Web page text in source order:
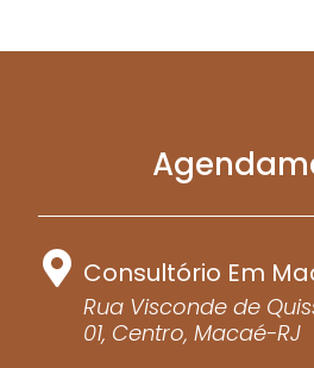
Consultório Em
Rua Visconde de
01, Centro, Macaé-RJ